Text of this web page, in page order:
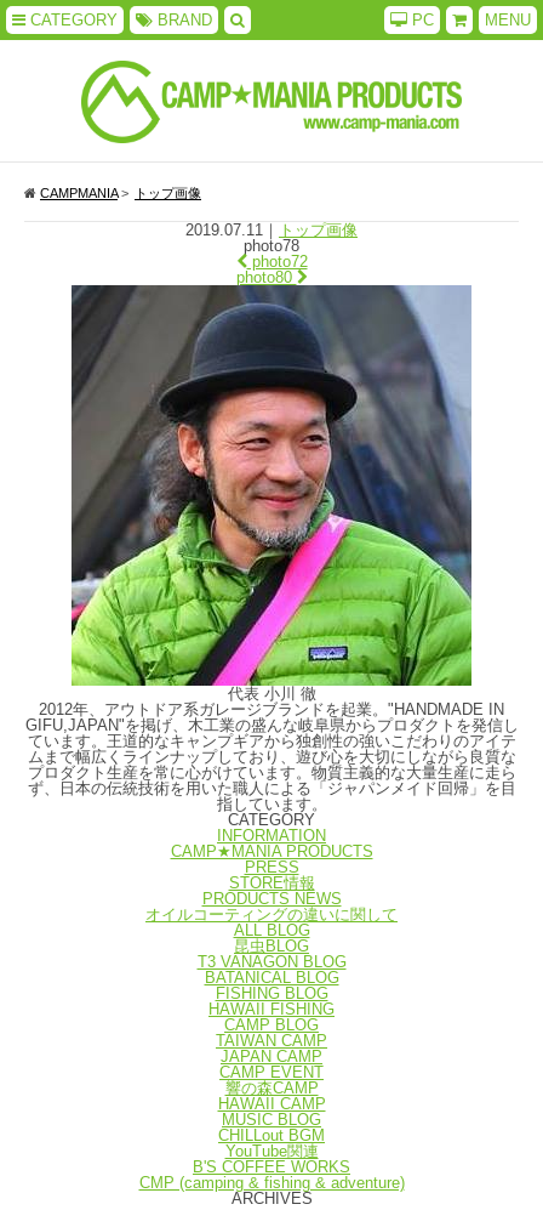
CATEGORY BRAND MENU
PC
CAMPMANIA> トップ画像
2019.07.11 ｜
トップ画像
photo78
photo72
photo80
代表 小川 徹
2012年、アウトドア系ガレージブランドを起業。"HANDMADE IN
GIFU,JAPAN"を掲げ、木工業の盛んな岐阜県からプロダクトを発信し
ています。王道的なキャンプギアから独創性の強いこだわりのアイテ
ムまで幅広くラインナップしており、遊び心を大切にしながら良質な
プロダクト生産を常に心がけています。物質主義的な大量生産に走ら
ず、日本の伝統技術を用いた職人による「ジャパンメイド回帰」を目
指しています。
CATEGORY
INFORMATION
CAMP★MANIA PRODUCTS
PRESS
STORE情報
PRODUCTS NEWS
オイルコーティングの違いに関して
ALL BLOG
昆虫BLOG
T3 VANAGON BLOG
BATANICAL BLOG
FISHING BLOG
HAWAII FISHING
CAMP BLOG
TAIWAN CAMP
JAPAN CAMP
CAMP EVENT
響の森CAMP
HAWAII CAMP
MUSIC BLOG
CHILLout BGM
YouTube関連
B'S COFFEE WORKS
CMP (camping & fishing & adventure)
ARCHIVES